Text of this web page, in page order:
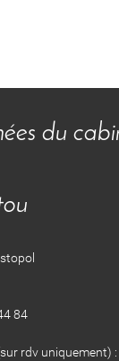
du
84
rdv uniquement) :